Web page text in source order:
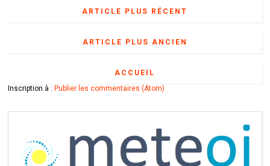
ARTICLE PLUS RÉCENT
ARTICLE PLUS ANCIEN
ACCUEIL
Inscription à : Publier les commentaires (Atom)